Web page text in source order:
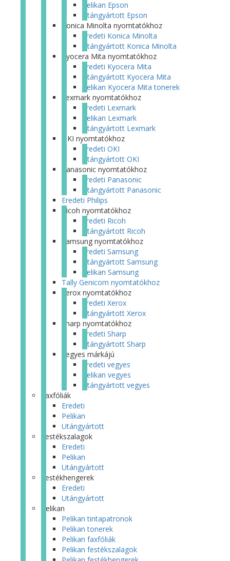
Pelikan Epson
Utángyártott Epson
Konica Minolta nyomtatókhoz
Eredeti Konica Minolta
Utángyártott Konica Minolta
Kyocera Mita nyomtatókhoz
Eredeti Kyocera Mita
Utángyártott Kyocera Mita
Pelikan Kyocera Mita tonerek
Lexmark nyomtatókhoz
Eredeti Lexmark
Pelikan Lexmark
Utángyártott Lexmark
OKI nyomtatókhoz
Eredeti OKI
Utángyártott OKI
Panasonic nyomtatókhoz
Eredeti Panasonic
Utángyártott Panasonic
Eredeti Philips
Ricoh nyomtatókhoz
Eredeti Ricoh
Utángyártott Ricoh
Samsung nyomtatókhoz
Eredeti Samsung
Utángyártott Samsung
Pelikan Samsung
Tally Genicom nyomtatókhoz
Xerox nyomtatókhoz
Eredeti Xerox
Utángyártott Xerox
Sharp nyomtatókhoz
Eredeti Sharp
Utángyártott Sharp
Vegyes márkájú
Eredeti vegyes
Pelikan vegyes
Utángyártott vegyes
Faxfóliák
Eredeti
Pelikan
Utángyártott
Festékszalagok
Eredeti
Pelikan
Utángyártott
Festékhengerek
Eredeti
Utángyártott
Pelikan
Pelikan tintapatronok
Pelikan tonerek
Pelikan faxfóliák
Pelikan festékszalagok